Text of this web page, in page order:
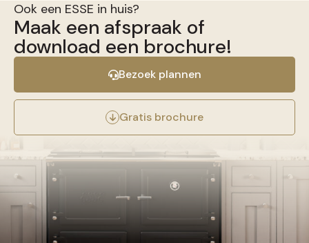
Ook een ESSE in huis?
Maak een afspraak of
download een brochure!
Bezoek plannen
Gratis brochure